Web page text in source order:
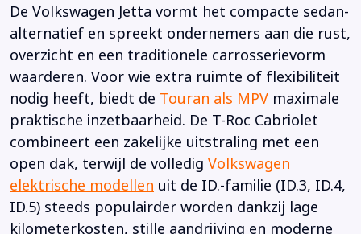
De Volkswagen Jetta vormt het compacte sedan-
alternatief en spreekt ondernemers aan die rust,
overzicht en een traditionele carrosserievorm
waarderen. Voor wie extra ruimte of flexibiliteit
nodig heeft, biedt de Touran als MPV maximale
praktische inzetbaarheid. De T-Roc Cabriolet
combineert een zakelijke uitstraling met een
open dak, terwijl de volledig Volkswagen
elektrische modellen uit de ID.-familie (ID.3, ID.4,
ID.5) steeds populairder worden dankzij lage
kilometerkosten, stille aandrijving en moderne